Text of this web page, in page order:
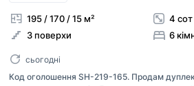
195 / 170 / 15 м²
3 поверхи
4 сот
6
сьогодні
Код оголошення SH-219-165. Продам